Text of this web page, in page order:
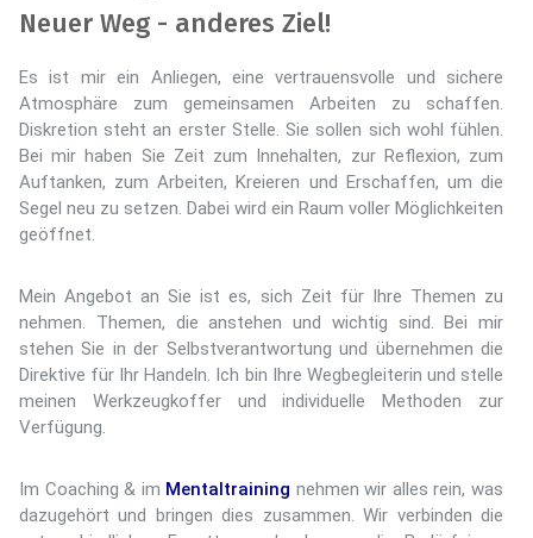
Neuer Weg - anderes Ziel!
Es ist mir ein Anliegen, eine vertrauensvolle und sichere
Atmosphäre zum gemeinsamen Arbeiten zu schaffen.
Diskretion steht an erster Stelle. Sie sollen sich wohl fühlen.
Bei mir haben Sie Zeit zum Innehalten, zur Reflexion, zum
Auftanken, zum Arbeiten, Kreieren und Erschaffen, um die
Segel neu zu setzen. Dabei wird ein Raum voller Möglichkeiten
geöffnet.
Mein Angebot an Sie ist es, sich Zeit für Ihre Themen zu
nehmen. Themen, die anstehen und wichtig sind. Bei mir
stehen Sie in der Selbstverantwortung und übernehmen die
Direktive für Ihr Handeln. Ich bin Ihre Wegbegleiterin und stelle
meinen Werkzeugkoffer und individuelle Methoden zur
Verfügung.
Im Coaching & im Mentaltraining nehmen wir alles rein, was
dazugehört und bringen dies zusammen. Wir verbinden die